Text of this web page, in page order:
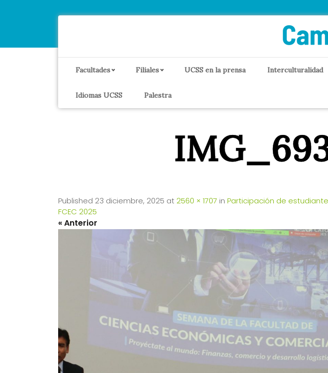
Facultades Filiales UCSS en la prensa Interculturalidad
Idiomas UCSS Palestra
Published 23 diciembre, 2025 at2560 × 1707 in Participación de
FCEC 2025